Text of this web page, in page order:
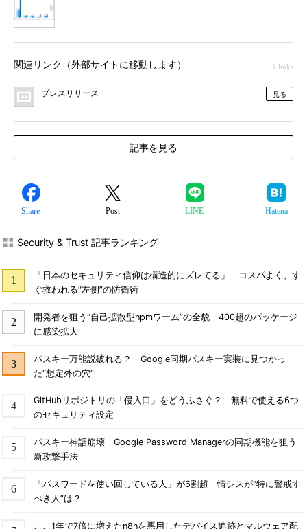
関連リンク（外部サイトに移動します） 1 links
プレスリリース 見る
記事を見る
Share Post LINE Hatena
Security & Trust 記事ランキング
「日本のセキュリティ信仰は構造的にズレてる」 コスパよく、す
ぐ救われる“左側”の防衛術
開発者を狙う“自己拡散型npmワーム”の全貌 400超のパッケージ
に感染拡大
パスキー万能説破れる？ Google同期パスキー実装に見つかっ
た“想定外の穴”
GitHubリポジトリの「侵入口」をどうふさぐ？ 無料で使える6つ
のセキュリティ設定
パスキー神話崩壊 Google Password Managerの同期機能を狙う
新攻撃手法
「パスワードを使い回している人」が6割超 情シスが“特に警戒す
べき人”は？
ここ1年で7倍に増えたn8nを悪用したデバイス追跡とマルウェア配